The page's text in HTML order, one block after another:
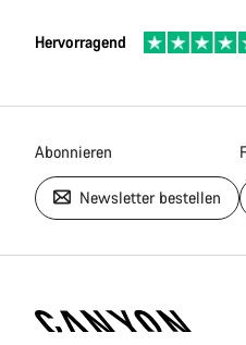
Hervorragend
Abonnieren
Newsletter bestellen